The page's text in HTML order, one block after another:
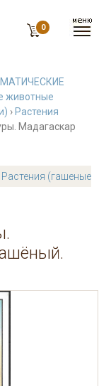
0
животные
› Растения
Мадагаскар
Растения (гашеные